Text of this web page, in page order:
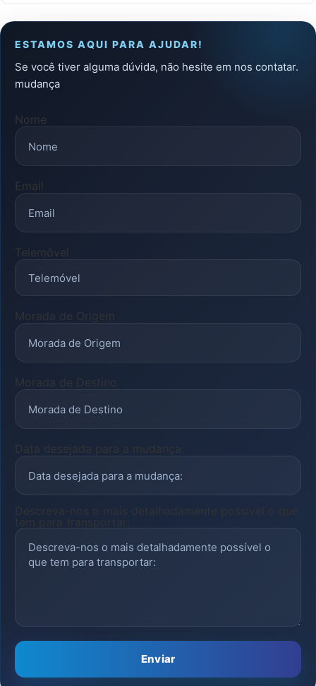
ESTAMOS AQUI PARA AJUDAR!
Se você tiver alguma dúvida, não hesite em nos contatar.
mudança
Nome
Email
Telemóvel
Morada de Origem
Morada de Destino
Data desejada para a mudança:
Descreva-nos o mais detalhadamente possível o que
tem para transportar:
Enviar